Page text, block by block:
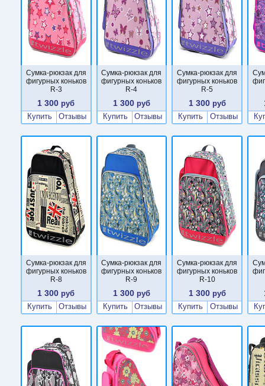
Сумка-рюкзак для
фигурных коньков
R-3
1 300 руб
Купить
Отзывы
Сумка-рюкзак для
фигурных коньков
R-4
1 300 руб
Купить
Отзывы
Сумка-рюкзак для
фигурных коньков
R-5
1 300руб
Купить
Отзывы
Сумка-рюкзак для
фигурных коньков
R-8
1 300 руб
Купить
Отзывы
Сумка-рюкзак для
фигурных коньков
R-9
1 300 руб
Купить
Отзывы
Сумка-рюкзак для
фигурных коньков
R-10
1 300руб
Купить
Отзывы